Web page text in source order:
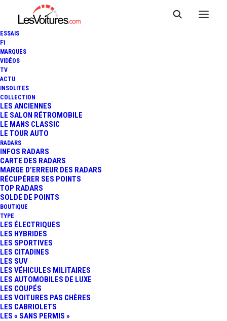
ESSAIS
F1
MARQUES
VIDÉOS
TV
ACTU
INSOLITES
COLLECTION
LES ANCIENNES
LE SALON RÉTROMOBILE
LE MANS CLASSIC
LE TOUR AUTO
RADARS
INFOS RADARS
CARTE DES RADARS
MARGE D’ERREUR DES RADARS
RÉCUPÉRER SES POINTS
TOP RADARS
SOLDE DE POINTS
BOUTIQUE
TYPE
LES ÉLECTRIQUES
LES HYBRIDES
LES SPORTIVES
LES CITADINES
LES SUV
LES VÉHICULES MILITAIRES
LES AUTOMOBILES DE LUXE
LES COUPÉS
LES VOITURES PAS CHÈRES
LES CABRIOLETS
LES « SANS PERMIS »
XIAOMI MI COMPRESSEUR
PORTABLE AIR PUMP 2
Xiaomi Mi Compresseur Portable Air Pump 2
Accueil